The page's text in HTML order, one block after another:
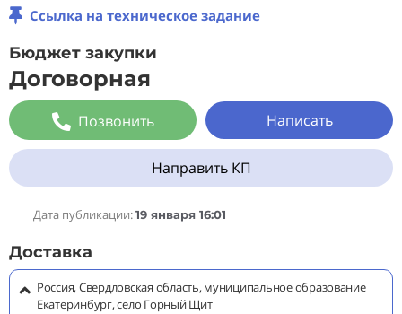
Ссылка на техническое задание
Бюджет закупки
Договорная
Позвонить Написать
Направить КП
Дата публикации:19 января 16:01
Доставка
Россия, Свердловская область, муниципальное образование
Екатеринбург, село Горный Щит